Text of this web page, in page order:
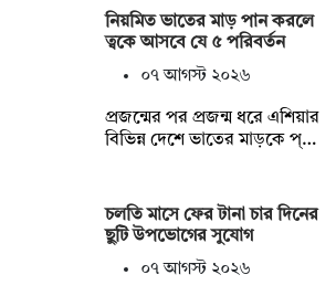
নিয়মিত ভাতের মাড় পান করলে
ত্বকে আসবে যে ৫ পরিবর্তন
০৭ আগস্ট ২০২৬
প্রজন্মের পর প্রজন্ম ধরে এশিয়ার
বিভিন্ন দেশে ভাতের মাড়কে প্…
চলতি মাসে ফের টানা চার দিনের
ছুটি উপভোগের সুযোগ
০৭ আগস্ট ২০২৬